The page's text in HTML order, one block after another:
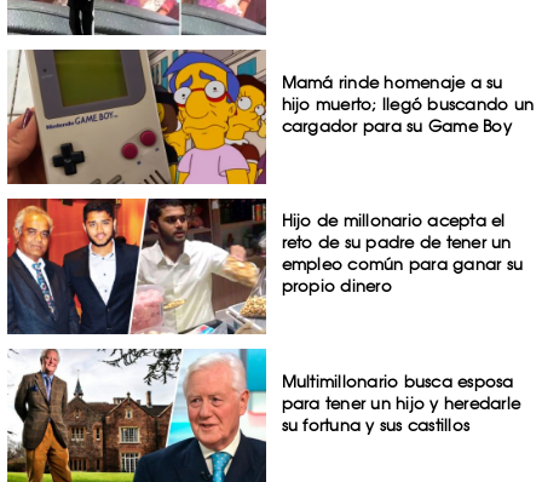
Mamá rinde homenaje a su
hijo muerto; llegó buscando un
cargador para su Game Boy
Hijo de millonario acepta el
reto de su padre de tener un
empleo común para ganar su
propio dinero
Multimillonario busca esposa
para tener un hijo y heredarle
su fortuna y sus castillos